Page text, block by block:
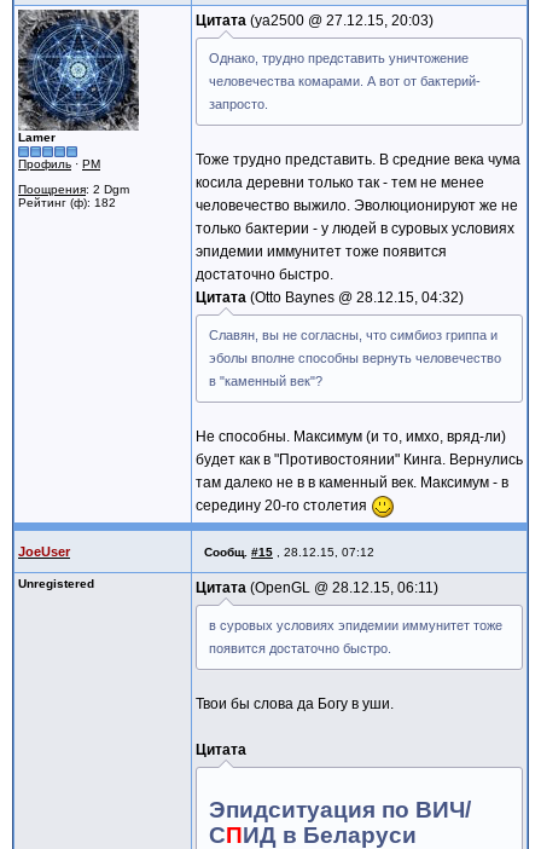
Lamer
Профиль · PM
Поощрения: 2 Dgm
Рейтинг (ф): 182
Цитата ya2500 @ 27.12.15, 20:03
Однако, трудно представить уничтожение
человечества комарами. А вот от бактерий-
запросто.
Тоже трудно представить. В средние века чума
косила деревни только так - тем не менее
человечество выжило. Эволюционируют же не
только бактерии - у людей в суровых условиях
эпидемии иммунитет тоже появится
достаточно быстро.
Цитата Otto Baynes @ 28.12.15, 04:32
Славян, вы не согласны, что симбиоз гриппа и
эболы вполне способны вернуть человечество
в "каменный век"?
Не способны. Максимум (и то, имхо, вряд-ли)
будет как в "Противостоянии" Кинга. Вернулись
там далеко не в в каменный век. Максимум - в
середину 20-го столетия
JoeUser Сообщ. #15 28.12.15, 07:12
Unregistered Цитата OpenGL @ 28.12.15, 06:11
в суровых условиях эпидемии иммунитет тоже
появится достаточно быстро.
Твои бы слова да Богу в уши.
Цитата
Эпидситуация по ВИЧ/
СПИД в Беларуси